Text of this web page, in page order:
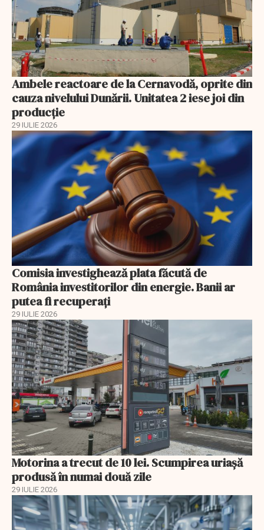
Ambele reactoare de la Cernavodă, oprite din
cauza nivelului Dunării. Unitatea 2 iese joi din
producție
29 IULIE 2026
Comisia investighează plata făcută de
România investitorilor din energie. Banii ar
putea fi recuperați
29 IULIE 2026
Motorina a trecut de 10 lei. Scumpirea uriașă
produsă în numai două zile
29 IULIE 2026